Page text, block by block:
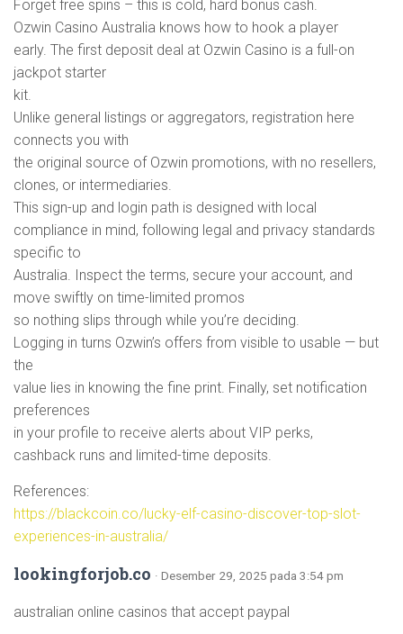
Forget free spins – this is cold, hard bonus cash.
Ozwin Casino Australia knows how to hook a player
early. The first deposit deal at Ozwin Casino is a full-on
jackpot starter
kit.
Unlike general listings or aggregators, registration here
connects you with
the original source of Ozwin promotions, with no resellers,
clones, or intermediaries.
This sign-up and login path is designed with local
compliance in mind, following legal and privacy standards
specific to
Australia. Inspect the terms, secure your account, and
move swiftly on time-limited promos
so nothing slips through while you’re deciding.
Logging in turns Ozwin’s offers from visible to usable — but
the
value lies in knowing the fine print. Finally, set notification
preferences
in your profile to receive alerts about VIP perks,
cashback runs and limited-time deposits.
References:
https://blackcoin.co/lucky-elf-casino-discover-top-slot-
experiences-in-australia/
lookingforjob.co · Desember 29, 2025 pada 3:54 pm
australian online casinos that accept paypal